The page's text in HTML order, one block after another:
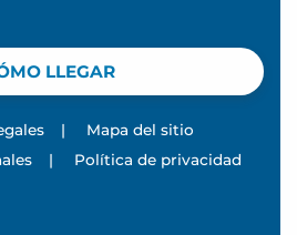
LLEGAR
|
Mapa del sitio
| Política de privacidad